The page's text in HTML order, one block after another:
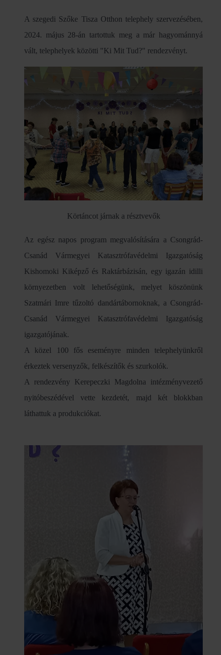
A szegedi Szőke Tisza Otthon telephely szervezésében,
2024. május 28-án tartottuk meg a már hagyománnyá
vált, telephelyek közötti "Ki Mit Tud?" rendezvényt.
Körtáncot járnak a résztvevők
Az egész napos program megvalósítására a Csongrád-
Csanád Vármegyei Katasztrófavédelmi Igazgatóság
Kishomoki Kiképző és Raktárbázisán, egy igazán idilli
környezetben volt lehetőségünk, melyet köszönünk
Szatmári Imre tűzoltó dandártábornoknak, a Csongrád-
Csanád Vármegyei Katasztrófavédelmi Igazgatóság
igazgatójának.
A közel 100 fős eseményre minden telephelyünkről
érkeztek versenyzők, felkészítők és szurkolók.
A rendezvény Kerepeczki Magdolna intézményvezető
nyitóbeszédével vette kezdetét, majd két blokkban
láthattuk a produkciókat.